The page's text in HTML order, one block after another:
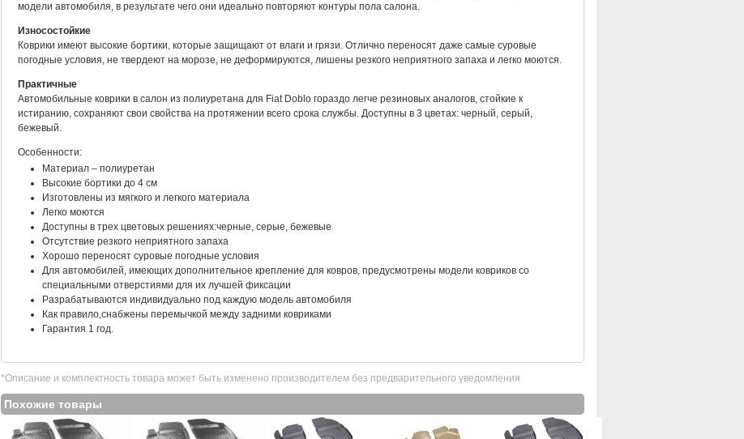
модели автомобиля, в результате чего они идеально повторяют контуры пола салона.
Износостойкие
Коврики имеют высокие бортики, которые защищают от влаги и грязи. Отлично переносят даже самые суровые
погодные условия, не твердеют на морозе, не деформируются, лишены резкого неприятного запаха и легко моются.
Практичные
Автомобильные коврики в салон из полиуретана для Fiat Doblo гораздо легче резиновых аналогов, стойкие к
истиранию, сохраняют свои свойства на протяжении всего срока службы. Доступны в 3 цветах: черный, серый,
бежевый.
Особенности:
Материал – полиуретан
Высокие бортики до 4 см
Изготовлены из мягкого и легкого материала
Легко моются
Доступны в трех цветовых решениях:черные, серые, бежевые
Отсутствие резкого неприятного запаха
Хорошо переносят суровые погодные условия
Для автомобилей, имеющих дополнительное крепление для ковров, предусмотрены модели ковриков со
специальными отверстиями для их лучшей фиксации
Разрабатываются индивидуально под каждую модель автомобиля
Как правило,снабжены перемычкой между задними ковриками
Гарантия 1 год.
*Описание и комплектность товара может быть изменено производителем без предварительного уведомления
Похожие товары